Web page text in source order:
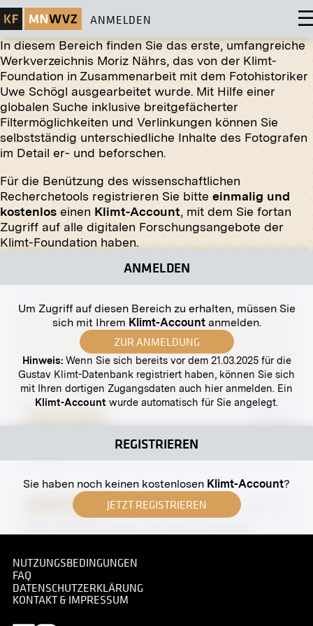
ANMELDEN
In diesem Bereich finden Sie das erste, umfangreiche
Werkverzeichnis Moriz Nährs, das von der Klimt-
Foundation in Zusammenarbeit mit dem Fotohistoriker
Uwe Schögl ausgearbeitet wurde. Mit Hilfe einer
globalen Suche inklusive breitgefächerter
Filtermöglichkeiten und Verlinkungen können Sie
selbstständig unterschiedliche Inhalte des Fotografen
im Detail er- und beforschen.
Für die Benützung des wissenschaftlichen
Recherchetools registrieren Sie bitte einmalig und
kostenlos einen Klimt-Account, mit dem Sie fortan
Zugriff auf alle digitalen Forschungsangebote der
Klimt-Foundation haben.
ANMELDEN
Um Zugriff auf diesen Bereich zu erhalten, müssen Sie
sich mit Ihrem Klimt-Accountanmelden.
ZUR ANMELDUNG
Hinweis:Wenn Sie sich bereits vor dem 21.03.2025 für die
Gustav Klimt-Datenbank registriert haben, können Sie sich
mit Ihren dortigen Zugangsdaten auch hier anmelden. Ein
Klimt-Account wurde automatisch für Sie angelegt.
REGISTRIEREN
Sie haben noch keinen kostenlosen Klimt-Account?
JETZT REGISTRIEREN
Abzug
Kostümfest
undatiert
Abzug
Original-Negativ
NUTZUNGSBEDINGUNGEN
FAQ
DATENSCHUTZERKLÄRUNG
KONTAKT & IMPRESSUM